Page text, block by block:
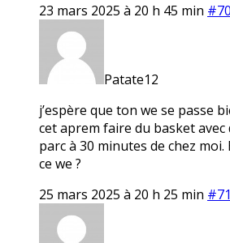
23 mars 2025 à 20 h 45 min
Patate12
j’espère que ton we se passe
cet aprem faire du basket avec
parc à 30 minutes de chez
ce we ?
25 mars 2025 à 20 h 25 min